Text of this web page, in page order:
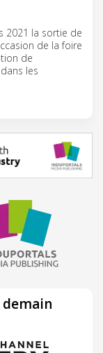
2021 la sortie de
de la foire
de
les
demain